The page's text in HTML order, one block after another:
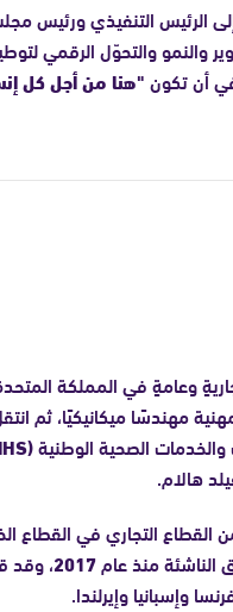
إلى الرئيس التنفيذي ورئيس
والنمو والتحوّل الرقمي
في أن تكون"هنا من أجل كل
وعامةٍ في المملكة
مهندسًا ميكانيكيًا، ثم
الصحية الوطنية(NHS)
هالام.
القطاع التجاري في القطاع
منذ عام2017، وقد
وإسبانيا وإيرلندا.